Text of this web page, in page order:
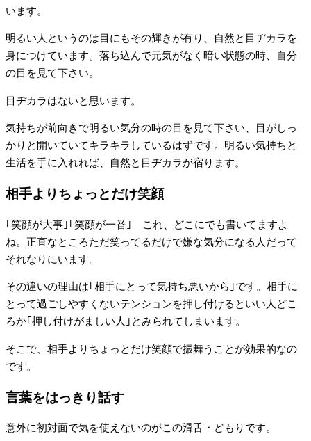
います。
明るい人というのは目にもその輝きが有り、自然と目ヂカラを
身につけています。落ち込んで元気がなく暗い状態の時、自分
の目を見て下さい。
目ヂカラはないと思います。
気持ちが前向きで明るい気分の時の目を見て下さい、目がしっ
かりと開いていてキラキラしているはずです。明るい気持ちと
生活を手に入れれば、自然と目ヂカラが宿ります。
相手よりちょっとだけ笑顔
｢笑顔が大事｣｢笑顔が一番｣ これ、どこにでも書いてますよ
ね。正直なところただ笑ってるだけで嫌な気分になる人だって
それなりにいます。
その違いの理由は｢相手にとって気持ち悪いから｣です。相手に
とって過ごしやすくないテンションを押し付けるといい人どこ
ろか｢押し付けがましい人｣とみられてしまいます。
そこで、相手よりちょっとだけ笑顔で振舞うことが効果的なの
です。
言葉をはっきり話す
意外に初対面で気を使えないのがこの滑舌・どもりです。